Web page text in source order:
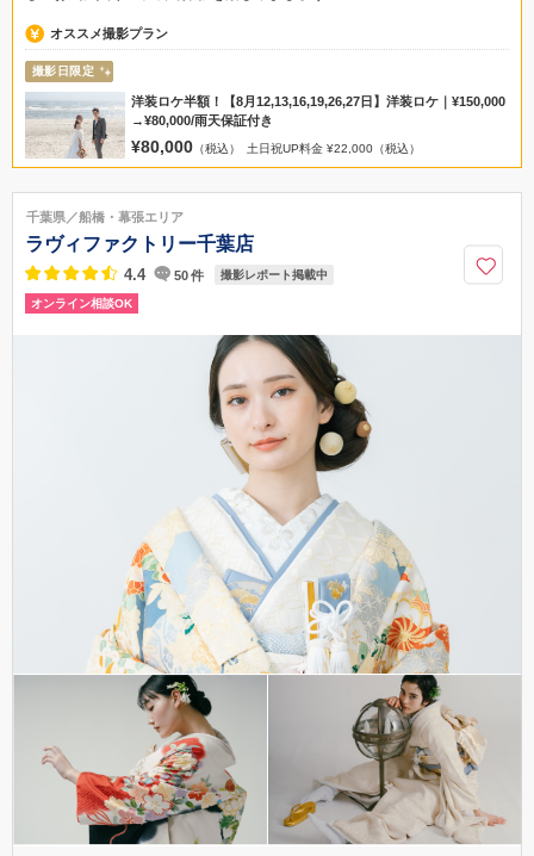
オススメ撮影プラン
撮影日限定
洋装ロケ半額！【8月12,13,16,19,26,27日】洋装ロケ｜¥150,000
→¥80,000/雨天保証付き
¥80,000 （税込） 土日祝UP料金 ¥22,000（税込）
千葉県／船橋・幕張エリア
ラヴィファクトリー千葉店
4.4 50件 撮影レポート掲載中
オンライン相談OK